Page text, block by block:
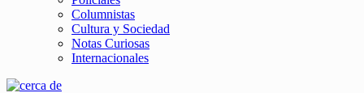
Columnistas
Cultura y Sociedad
Notas Curiosas
Internacionales